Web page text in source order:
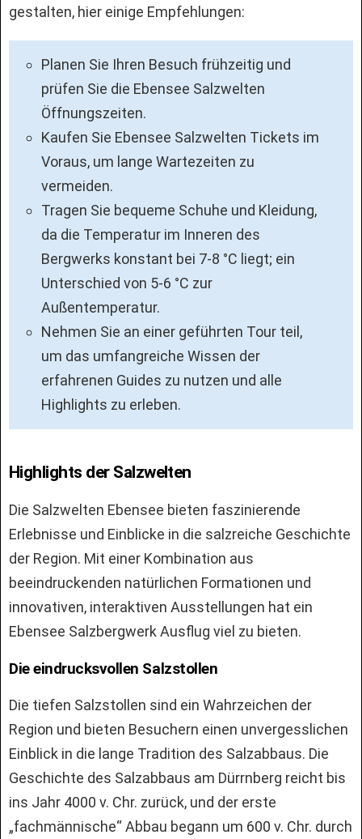
gestalten, hier einige Empfehlungen:
Planen Sie Ihren Besuch frühzeitig und
prüfen Sie die Ebensee Salzwelten
Öffnungszeiten.
Kaufen Sie Ebensee Salzwelten Tickets im
Voraus, um lange Wartezeiten zu
vermeiden.
Tragen Sie bequeme Schuhe und Kleidung,
da die Temperatur im Inneren des
Bergwerks konstant bei 7-8 °C liegt; ein
Unterschied von 5-6 °C zur
Außentemperatur.
Nehmen Sie an einer geführten Tour teil,
um das umfangreiche Wissen der
erfahrenen Guides zu nutzen und alle
Highlights zu erleben.
Highlights der Salzwelten
Die Salzwelten Ebensee bieten faszinierende
Erlebnisse und Einblicke in die salzreiche Geschichte
der Region. Mit einer Kombination aus
beeindruckenden natürlichen Formationen und
innovativen, interaktiven Ausstellungen hat ein
Ebensee Salzbergwerk Ausflug viel zu bieten.
Die eindrucksvollen Salzstollen
Die tiefen Salzstollen sind ein Wahrzeichen der
Region und bieten Besuchern einen unvergesslichen
Einblick in die lange Tradition des Salzabbaus. Die
Geschichte des Salzabbaus am Dürrnberg reicht bis
ins Jahr 4000 v. Chr. zurück, und der erste
„fachmännische“ Abbau begann um 600 v. Chr. durch